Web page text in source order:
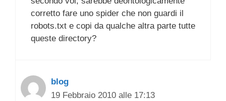
corretto fare uno spider che non guardi il
robots.txt e copi da qualche altra parte tutte
queste directory?
blog
19 Febbraio 2010 alle 17:13